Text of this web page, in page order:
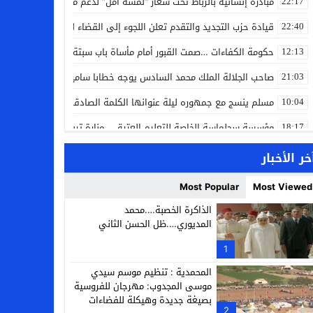
22:40 قيادة حزب التجديد والتقدم تعلن اللجوء إلى القضاء لمواجهة ما
12:13 حكومة الكفاءات …صمت القبور أمام مأساة باب سبتة
21:03 صاحب الجلالة الملك محمد السادس يوجه خطابا ساميا إلى الأمة
10:04 مسلم ينسج مع جمهوره ليلة عنوانها الكلمة الصادقة في مهرجان
18:17 مؤسسة سجلماسة الخاصة للتعليم العتيق… منارة تربوية تجمع بين
14:57 إحياء مشروع الحي الحرفي عنوان لقاء جمع وفد من جمعية التضامن
بن كيران يهاجم “البام”: “حزب الفساد وقياداته انتهى ببعضها في
11:33 كمال محرر يقود استئنافية تارودانت: مسار قضائي راسخ ورؤية
11:05 حبشان وكيلاً عاماً بتارودانت: ترقية جديدة في الحركة القضائية
21:28 حزب الديمقراطيين الجدد يؤسس منظمتي شباب ونساء الصحراء بالعيون
الأخبار
Most Viewed
Most Popular
1
الذاكرة الخصبة….محمد
المديوري….ظل الحسن الثاني
المحمدية : تنظيم موسم سيدي
موسى المجدوب: مهرجان للفروسية
بصيغة جديدة وهيكلة للفضاءات